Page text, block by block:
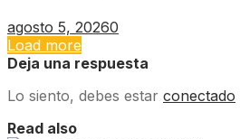
agosto 5, 20260
Load more
Deja una respuesta
Lo siento, debes estar conectado
Read also